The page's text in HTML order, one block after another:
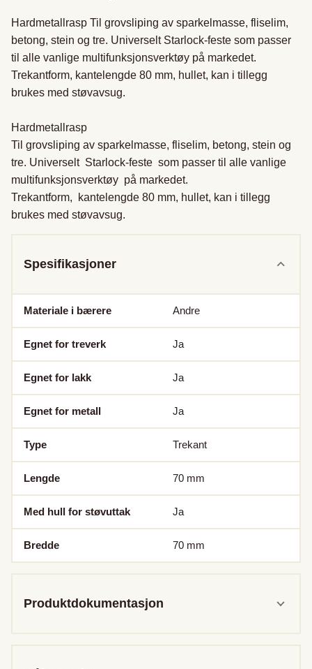
Hardmetallrasp Til grovsliping av sparkelmasse, fliselim,
betong, stein og tre. Universelt Starlock-feste som passer
til alle vanlige multifunksjonsverktøy på markedet.
Trekantform, kantelengde 80 mm, hullet, kan i tillegg
brukes med støvavsug.
Hardmetallrasp
Til grovsliping av sparkelmasse, fliselim, betong, stein og
tre. Universelt  Starlock-feste  som passer til alle vanlige
multifunksjonsverktøy  på markedet.
Trekantform,  kantelengde 80 mm, hullet, kan i tillegg
brukes med støvavsug.
Spesifikasjoner
Materiale i bærere Andre
Egnet for treverk Ja
Egnet for lakk Ja
Egnet for metall Ja
Type Trekant
Lengde 70 mm
Med hull for støvuttak Ja
Bredde 70 mm
Produktdokumentasjon